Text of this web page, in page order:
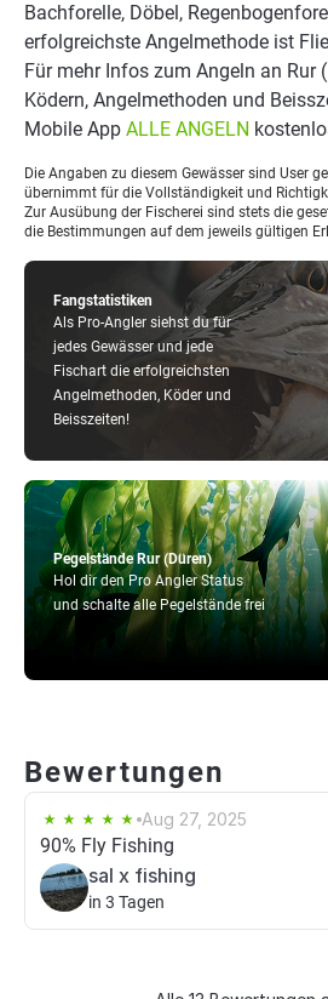
Pegelstände Rur (Düren)
Hol dir den Pro Angler Status
und schalte alle Pegelstände frei
Fangstatistiken
Als Pro-Angler siehst du für
jedes Gewässer und jede
Fischart die erfolgreichsten
Angelmethoden, Köder und
Beisszeiten!
Bachforelle, Döbel,
erfolgreichste Angelmethode ist
Für mehr Infos zum Angeln an Rur
Ködern, Angelmethoden und
Mobile App ALLE ANGELN
Die Angaben zu diesem Gewässer sind User
übernimmt für die Vollständigkeit und
Zur Ausübung der Fischerei sind stets die
die Bestimmungen auf dem jeweils gültigen
Bewertungen
Aug 27, 2025
90% Fly Fishing
sal x fishing
in 3 Tagen